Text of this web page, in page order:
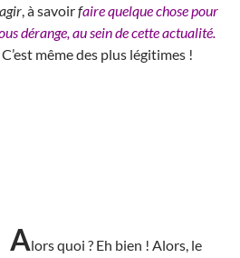
agir , à savoirfaire quelque chose pour
dérange, au sein de cette actualité.
même des plus légitimes !
Alors quoi ? Eh bien ! Alors, le